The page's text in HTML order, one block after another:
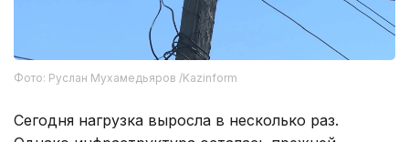
Фото: Руслан Мухамедьяров /Kazinform
Сегодня нагрузка выросла в несколько раз.